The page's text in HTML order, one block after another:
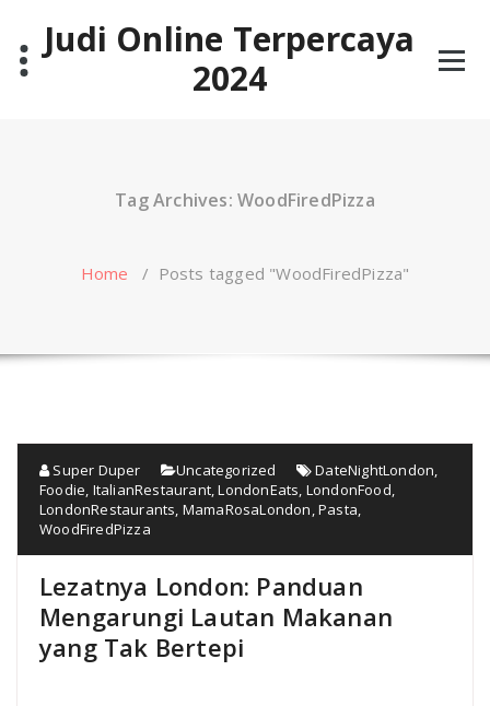
contentJudi Online Terpercaya
2024
Tag Archives: WoodFiredPizza
Home / Posts tagged "WoodFiredPizza"
Super Duper Uncategorized DateNightLondon
Foodie ItalianRestaurant ,LondonEats LondonFood
LondonRestaurants MamaRosaLondon ,Pasta
WoodFiredPizza
Lezatnya London: Panduan
Mengarungi Lautan Makanan
yang Tak Bertepi